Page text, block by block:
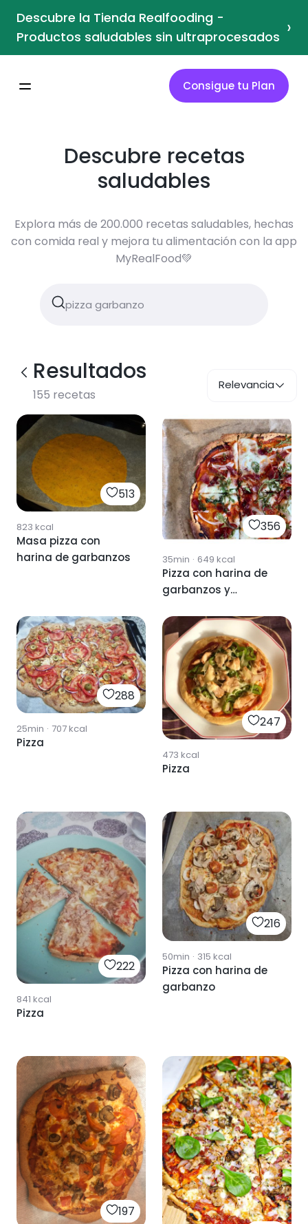
Descubre la Tienda Realfooding -
Productos saludables sin ultraprocesados ›
Consigue tu Plan
Descubre recetas
saludables
Explora más de 200.000 recetas saludables, hechas
con comida real y mejora tu alimentación con la app
MyRealFood💚
Resultados
155 recetas
Relevancia
513
823 kcal
Masa pizza con
harina de garbanzos
356
35min · 649 kcal
Pizza con harina de
garbanzos y
288
25min · 707kcal
Pizza
247
473 kcal
Pizza
222
841 kcal
Pizza
216
50min · 315 kcal
Pizza con harina de
garbanzo
197